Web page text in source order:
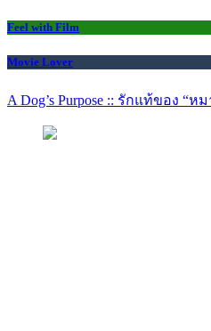
Feel with Film
Movie Lover
A Dog’s Purpose :: รักแท้ของ “ห